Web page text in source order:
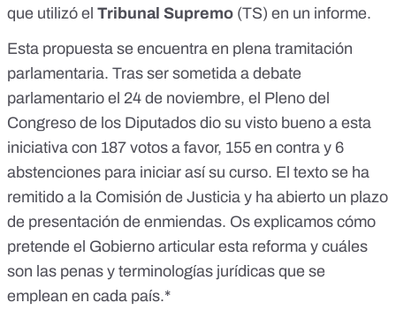
que utilizó el Tribunal Supremo (TS) en un informe.
Esta propuesta se encuentra en plena tramitación
parlamentaria. Tras ser sometida a debate
parlamentario el 24 de noviembre, el Pleno del
Congreso de los Diputados dio su visto bueno a esta
iniciativa con 187 votos a favor, 155 en contra y 6
abstenciones para iniciar así su curso. El texto se ha
remitido a la Comisión de Justicia y ha abierto un plazo
de presentación de enmiendas. Os explicamos cómo
pretende el Gobierno articular esta reforma y cuáles
son las penas y terminologías jurídicas que se
emplean en cada país.*